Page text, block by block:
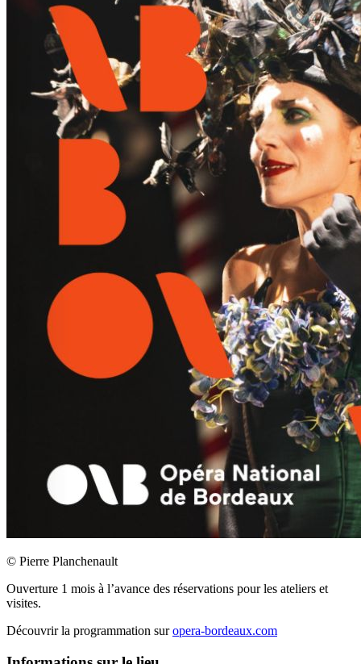
© Pierre Planchenault
Ouverture 1 mois à l’avance des réservations pour les ateliers et
visites.
Découvrir la programmation suropera-bordeaux.com